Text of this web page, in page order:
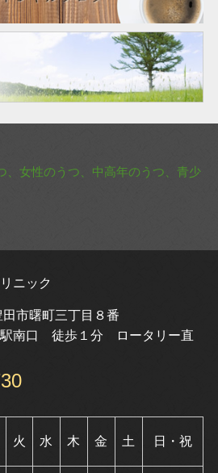
、女性のうつ、中高年のうつ、青少
市曙町三丁目８番
駅南口 徒歩１分 ロータリー直
火 水 木 金 土 日・祝